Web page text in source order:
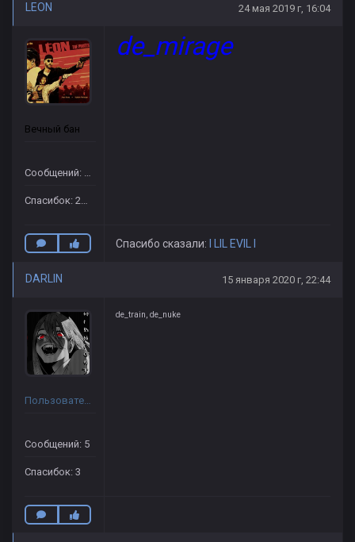
LEON 24 мая 2019 г, 16:04
Вечный бан
Сообщений: 854
Спасибок: 2355
de_mirage
Спасибо сказали: I LIL EVIL I
DARLIN 15 января 2020 г, 22:44
Пользователь
Сообщений: 5
Спасибок: 3
de_train, de_nuke